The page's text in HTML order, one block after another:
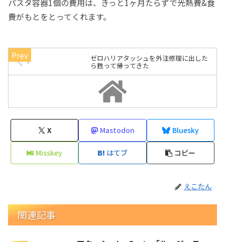
パスタ容器1個の費用は、きっと1ヶ月たらずで光熱費&食
費がもとをとってくれます。
ゼロハリアタッシュを外注修理に出した
ら甦って帰ってきた
X Mastodon Bluesky
Misskey はてブ コピー
えこたん
関連記事